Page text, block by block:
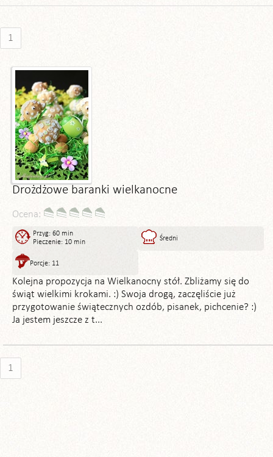
1
Drożdżowe baranki wielkanocne
Ocena:
Przyg: 60 min
Pieczenie: 10 min
Średni
Porcje: 11
Kolejna propozycja na Wielkanocny stół. Zbliżamy się do
świąt wielkimi krokami. :) Swoja drogą, zaczęliście już
przygotowanie świątecznych ozdób, pisanek, pichcenie? :)
Ja jestem jeszcze z t...
1